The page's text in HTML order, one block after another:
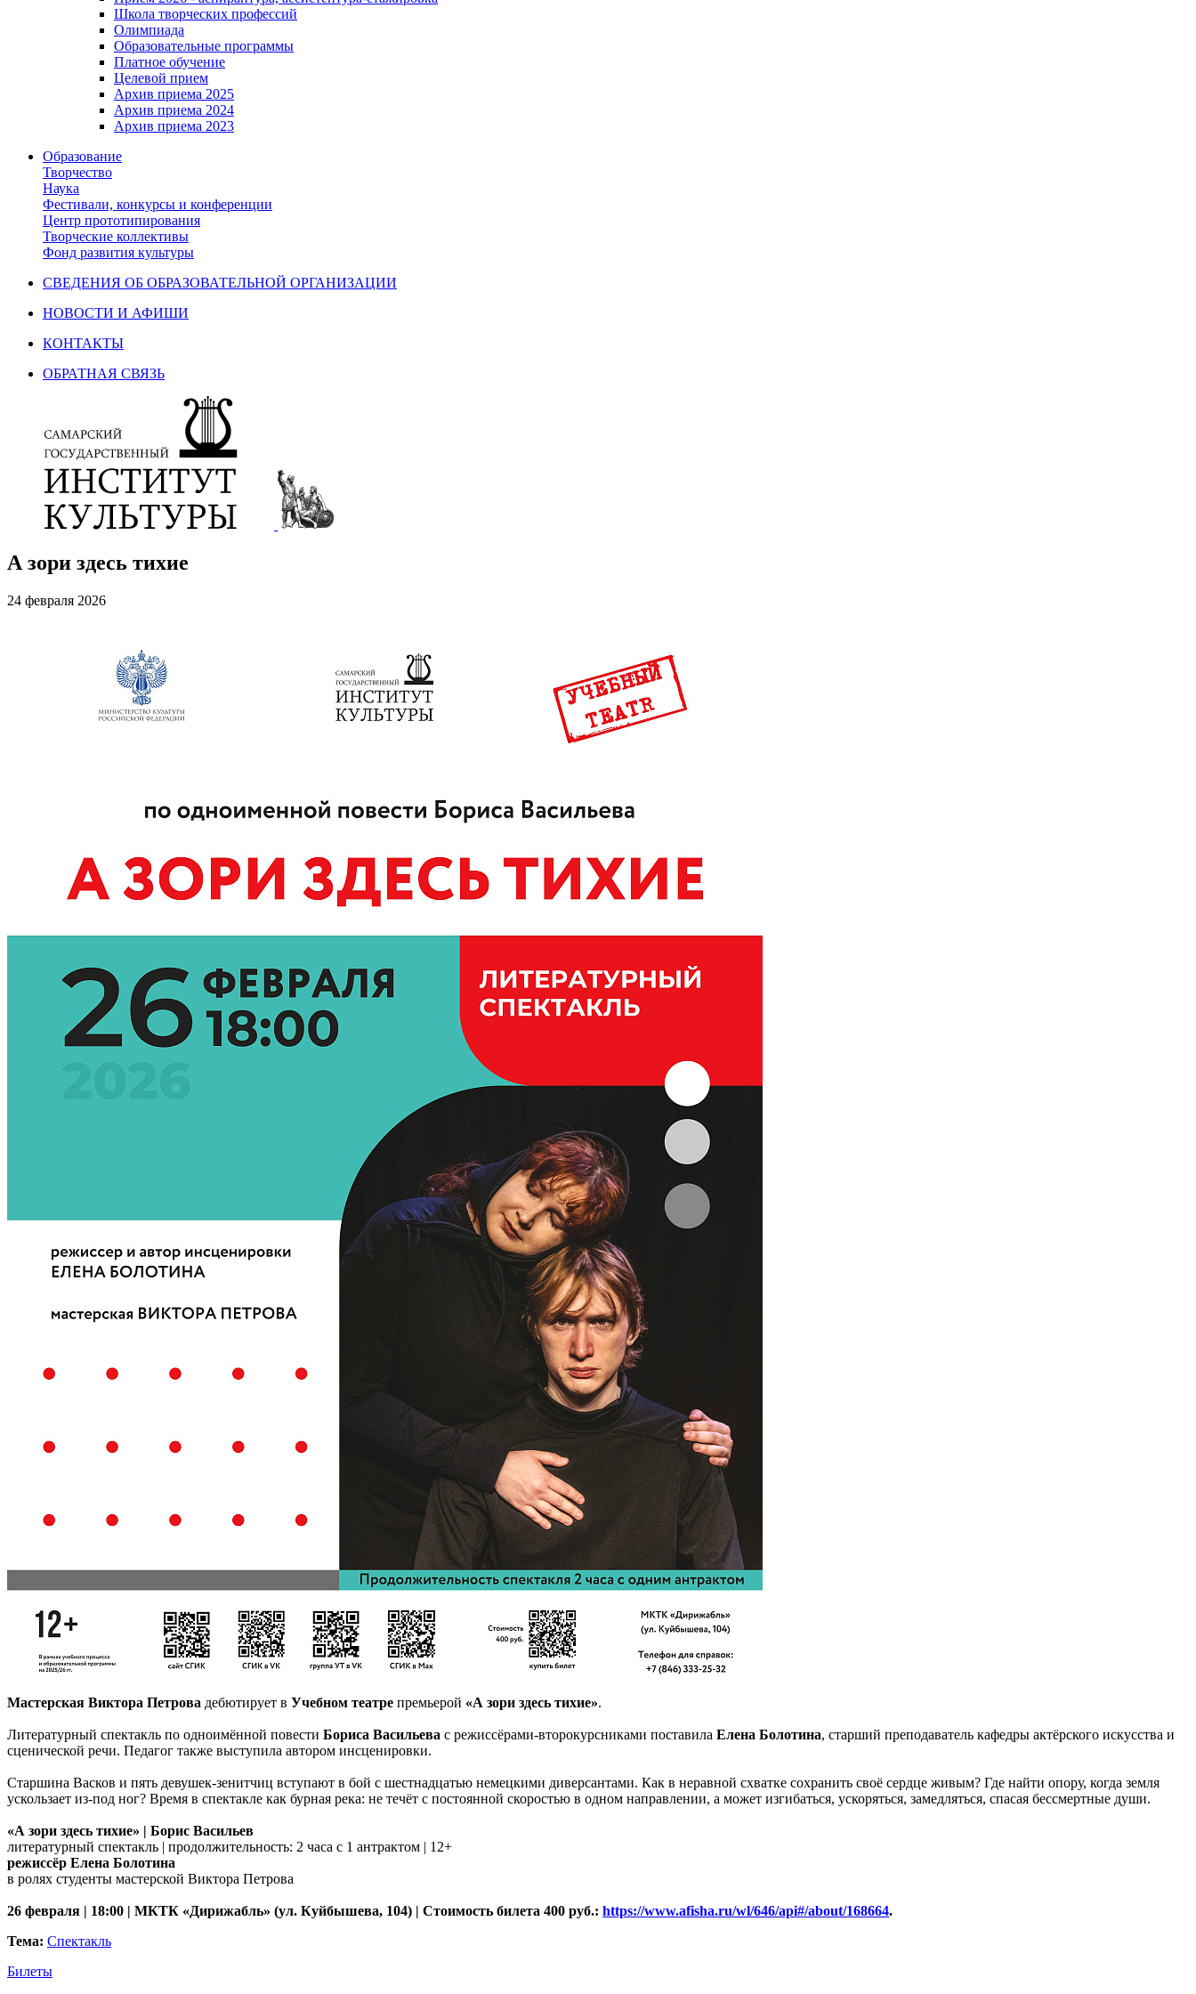
Школа творческих профессий
Олимпиада
Образовательные программы
Платное обучение
Целевой прием
Архив приема 2025
Архив приема 2024
Архив приема 2023
Образование
Творчество
Наука
Фестивали, конкурсы и конференции
Центр прототипирования
Творческие коллективы
Фонд развития культуры
СВЕДЕНИЯ ОБ ОБРАЗОВАТЕЛЬНОЙ ОРГАНИЗАЦИИ
НОВОСТИ И АФИШИ
КОНТАКТЫ
ОБРАТНАЯ СВЯЗЬ
А зори здесь тихие
24 февраля 2026
Мастерская Виктора Петрова дебютирует в Учебном театре премьерой «А зори здесь тихие».
Литературный спектакль по одноимённой повести Бориса Васильева с режиссёрами-второкурсниками поставила Елена Болотина, старший преподаватель кафедры актёрского искусства и
сценической речи. Педагог также выступила автором инсценировки.
Старшина Васков и пять девушек-зенитчиц вступают в бой с шестнадцатью немецкими диверсантами. Как в неравной схватке сохранить своё сердце живым? Где найти опору, когда земля
ускользает из-под ног? Время в спектакле как бурная река: не течёт с постоянной скоростью в одном направлении, а может изгибаться, ускоряться, замедляться, спасая бессмертные души.
«А зори здесь тихие» | Борис Васильев
литературный спектакль | продолжительность: 2 часа с 1 антрактом | 12+
режиссёр Елена Болотина
в ролях студенты мастерской Виктора Петрова
26 февраля | 18:00 | МКТК «Дирижабль» (ул. Куйбышева, 104) | Стоимость билета 400 руб.: https://www.afisha.ru/wl/646/api#/about/168664.
Тема: Спектакль
Билеты